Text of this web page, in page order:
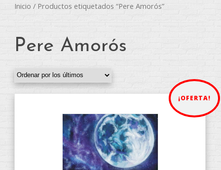
Inicio / Productos etiquetados “Pere Amorós”
Pere Amorós
¡OFERTA!